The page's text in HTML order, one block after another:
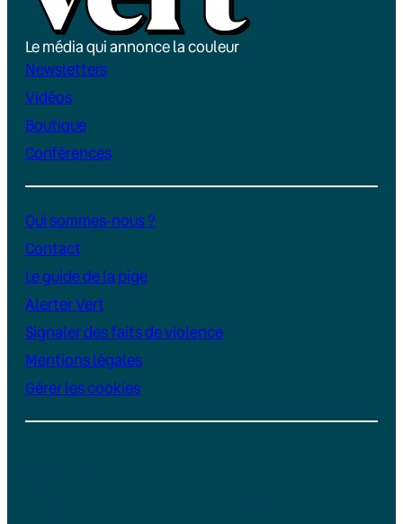
Le média qui annonce la couleur
Newsletters
Vidéos
Boutique
Conférences
Qui sommes-nous ?
Contact
Le guide de la pige
Alerter Vert
Signaler des faits de violence
Mentions légales
Gérer les cookies